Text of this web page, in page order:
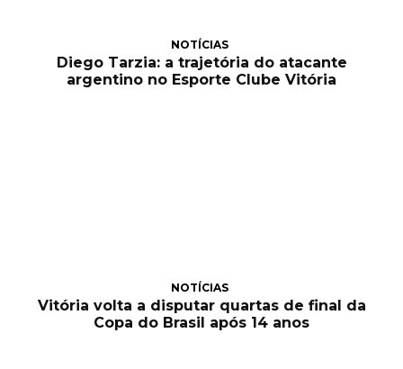
NOTÍCIAS
Diego Tarzia: a trajetória do atacante
argentino no Esporte Clube Vitória
NOTÍCIAS
Vitória volta a disputar quartas de final da
Copa do Brasil após 14 anos